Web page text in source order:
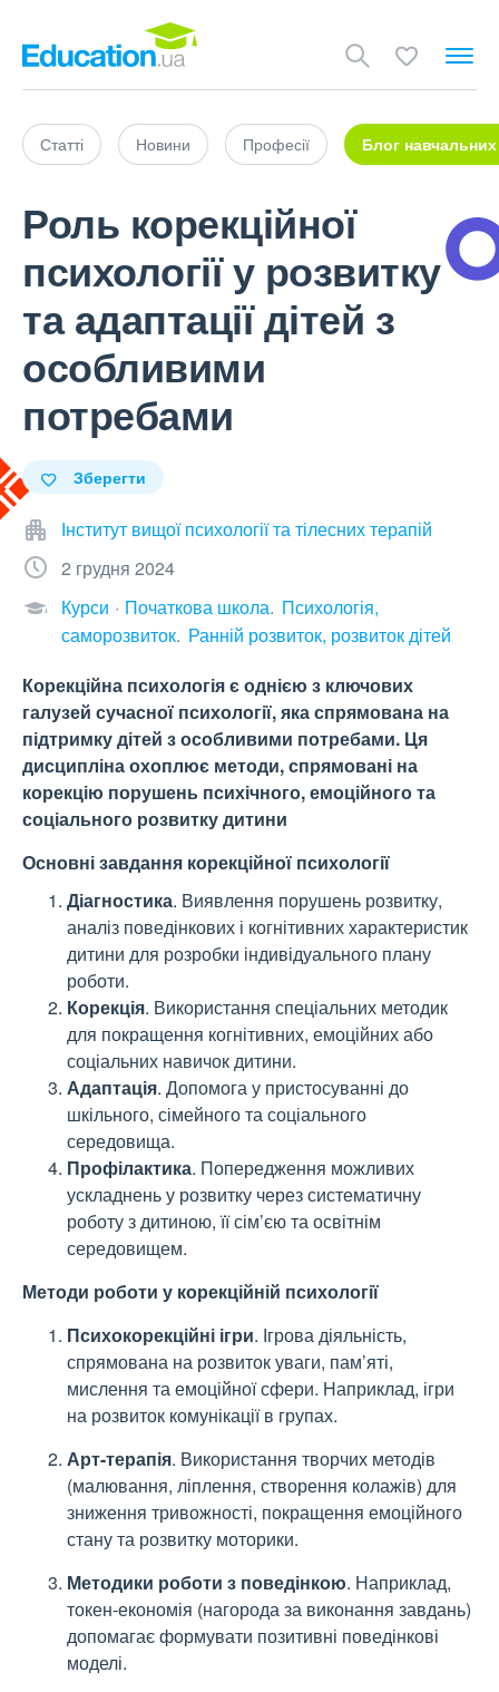
Статті Новини Професії Блог навчальних
Роль корекційної
психології у розвитку
та адаптації дітей з
особливими
потребами
Зберегти
Інститут вищої психології та тілесних терапій
2 грудня 2024
Курси
Початкова школа Психологія,
саморозвиток Ранній розвиток, розвиток дітей
Корекційна психологія є однією з ключових
галузей сучасної психології, яка спрямована на
підтримку дітей з особливими потребами. Ця
дисципліна охоплює методи, спрямовані на
корекцію порушень психічного, емоційного та
соціального розвитку дитини
Основні завдання корекційної психології
Діагностика. Виявлення порушень розвитку,
аналіз поведінкових і когнітивних характеристик
дитини для розробки індивідуального плану
роботи.
Корекція. Використання спеціальних методик
для покращення когнітивних, емоційних або
соціальних навичок дитини.
Адаптація. Допомога у пристосуванні до
шкільного, сімейного та соціального
середовища.
Профілактика. Попередження можливих
ускладнень у розвитку через систематичну
роботу з дитиною, її сім’єю та освітнім
середовищем.
Методи роботи у корекційній психології
Психокорекційні ігри. Ігрова діяльність,
спрямована на розвиток уваги, пам’яті,
мислення та емоційної сфери. Наприклад, ігри
на розвиток комунікації в групах.
Арт-терапія. Використання творчих методів
(малювання, ліплення, створення колажів) для
зниження тривожності, покращення емоційного
стану та розвитку моторики.
Методики роботи з поведінкою. Наприклад,
токен-економія (нагорода за виконання завдань)
допомагає формувати позитивні поведінкові
моделі.